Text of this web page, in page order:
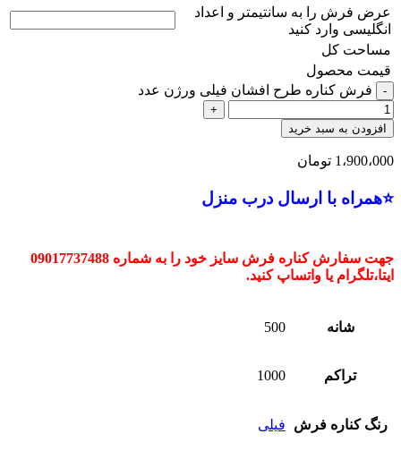
عرض فرش را به سانتیمتر و اعداد
انگلیسی وارد کنید
مساحت کل
قیمت محصول
فرش کناره طرح افشان فیلی ورژن عدد
افزودن به سبد خرید
1،900،000 تومان
⭐همراه با ارسال درب منزل
جهت سفارش کناره فرش سایز خود را به شماره 09017737488
ایتا،تلگرام یا واتساپ کنید.
شانه 500
تراکم 1000
رنگ کناره فرش فیلی